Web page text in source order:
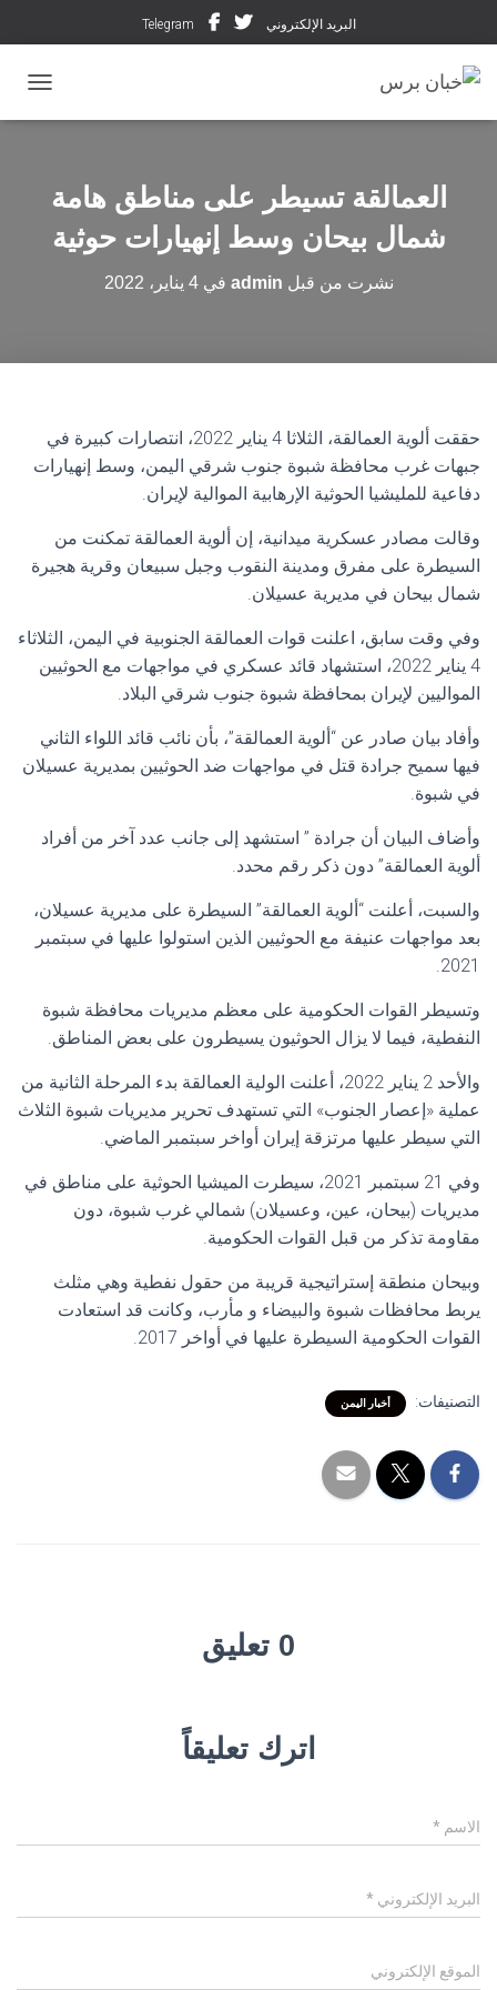
البريد الإلكتروني Telegram
العمالقة تسيطر على مناطق هامة
شمال بيحان وسط إنهيارات حوثية
نشرت من قبل admin في4 يناير، 2022
حققت ألوية العمالقة، الثلاثا 4 يناير 2022، انتصارات كبيرة في
جبهات غرب محافظة شبوة جنوب شرقي اليمن، وسط إنهيارات
دفاعية للمليشيا الحوثية الإرهابية الموالية لإيران.
وقالت مصادر عسكرية ميدانية، إن ألوية العمالقة تمكنت من
السيطرة على مفرق ومدينة النقوب وجبل سبيعان وقرية هجيرة
شمال بيحان في مديرية عسيلان.
وفي وقت سابق، اعلنت قوات العمالقة الجنوبية في اليمن، الثلاثاء
4 يناير 2022، استشهاد قائد عسكري في مواجهات مع الحوثيين
المواليين لإيران بمحافظة شبوة جنوب شرقي البلاد.
وأفاد بيان صادر عن “ألوية العمالقة”، بأن نائب قائد اللواء الثاني
فيها سميح جرادة قتل في مواجهات ضد الحوثيين بمديرية عسيلان
في شبوة.
وأضاف البيان أن جرادة ” استشهد إلى جانب عدد آخر من أفراد
ألوية العمالقة” دون ذكر رقم محدد.
والسبت، أعلنت “ألوية العمالقة” السيطرة على مديرية عسيلان،
بعد مواجهات عنيفة مع الحوثيين الذين استولوا عليها في سبتمبر
2021.
وتسيطر القوات الحكومية على معظم مديريات محافظة شبوة
النفطية، فيما لا يزال الحوثيون يسيطرون على بعض المناطق.
والأحد 2 يناير 2022، أعلنت الولية العمالقة بدء المرحلة الثانية من
عملية «إعصار الجنوب» التي تستهدف تحرير مديريات شبوة الثلاث
التي سيطر عليها مرتزقة إيران أواخر سبتمبر الماضي.
وفي 21 سبتمبر 2021، سيطرت الميشيا الحوثية على مناطق في
مديريات (بيحان، عين، وعسيلان) شمالي غرب شبوة، دون
مقاومة تذكر من قبل القوات الحكومية.
وبيحان منطقة إستراتيجية قريبة من حقول نفطية وهي مثلث
يربط محافظات شبوة والبيضاء و مأرب، وكانت قد استعادت
القوات الحكومية السيطرة عليها في أواخر 2017.
التصنيفات: أخبار اليمن
0 تعليق
اترك تعليقاً
الاسم *
البريد الإلكتروني *
الموقع الإلكتروني